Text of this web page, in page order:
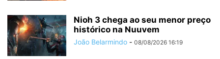
Nioh 3 chega ao seu menor preço
histórico na Nuuvem
João Belarmindo - 08/08/2026 16:19